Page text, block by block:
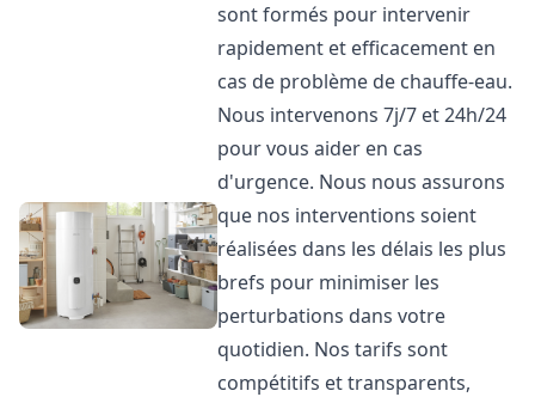
sont formés pour intervenir
rapidement et efficacement en
cas de problème de chauffe-eau.
Nous intervenons 7j/7 et 24h/24
pour vous aider en cas
d'urgence. Nous nous assurons
que nos interventions soient
réalisées dans les délais les plus
brefs pour minimiser les
perturbations dans votre
quotidien. Nos tarifs sont
compétitifs et transparents,